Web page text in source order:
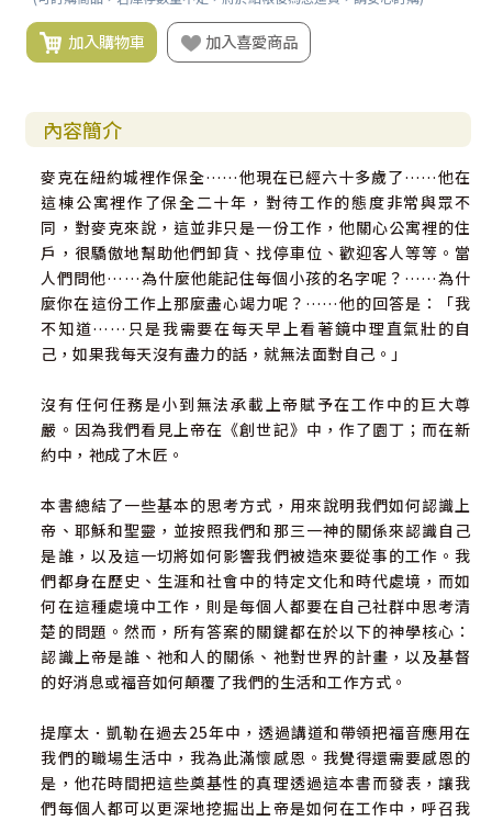
加入購物車 加入喜愛商品
內容簡介
麥克在紐約城裡作保全……他現在已經六十多歲了……他在
這棟公寓裡作了保全二十年，對待工作的態度非常與眾不
同，對麥克來說，這並非只是一份工作，他關心公寓裡的住
戶，很驕傲地幫助他們卸貨、找停車位、歡迎客人等等。當
人們問他……為什麼他能記住每個小孩的名字呢？……為什
麼你在這份工作上那麼盡心竭力呢？……他的回答是：「我
不知道……只是我需要在每天早上看著鏡中理直氣壯的自
己，如果我每天沒有盡力的話，就無法面對自己。」
沒有任何任務是小到無法承載上帝賦予在工作中的巨大尊
嚴。因為我們看見上帝在《創世記》中，作了園丁；而在新
約中，祂成了木匠。
本書總結了一些基本的思考方式，用來說明我們如何認識上
帝、耶穌和聖靈，並按照我們和那三一神的關係來認識自己
是誰，以及這一切將如何影響我們被造來要從事的工作。我
們都身在歷史、生涯和社會中的特定文化和時代處境，而如
何在這種處境中工作，則是每個人都要在自己社群中思考清
楚的問題。然而，所有答案的關鍵都在於以下的神學核心：
認識上帝是誰、祂和人的關係、祂對世界的計畫，以及基督
的好消息或福音如何顛覆了我們的生活和工作方式。
提摩太．凱勒在過去25年中，透過講道和帶領把福音應用在
我們的職場生活中，我為此滿懷感恩。我覺得還需要感恩的
是，他花時間把這些奠基性的真理透過這本書而發表，讓我
們每個人都可以更深地挖掘出上帝是如何在工作中，呼召我